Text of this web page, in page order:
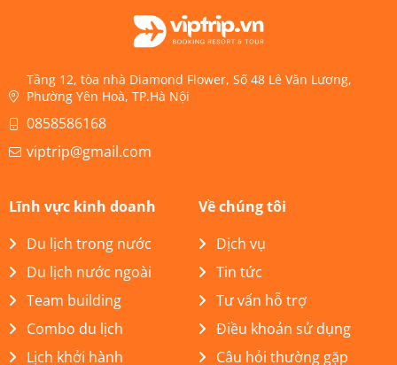
Tầng 12, tòa nhà Diamond Flower, Số 48 Lê Văn Lương,
Phường Yên Hoà, TP.Hà Nội
0858586168
viptrip@gmail.com
Lĩnh vực kinh doanh
Du lịch trong nước
Du lịch nước ngoài
Team building
Combo du lịch
Lịch khởi hành
Về chúng tôi
Dịch vụ
Tin tức
Tư vấn hỗ trợ
Điều khoản sử dụng
Câu hỏi thường gặp